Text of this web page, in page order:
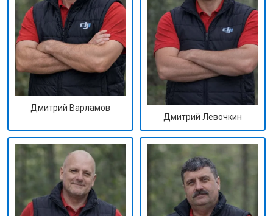
Дмитрий Варламов
Дмитрий Левочкин